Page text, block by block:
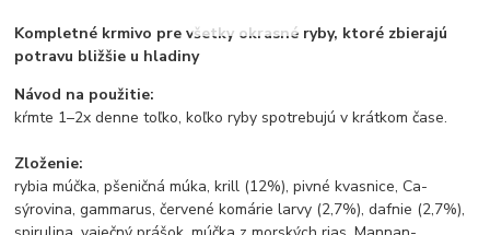
Kompletné krmivo pre všetky okrasné ryby, ktoré zbierajú
potravu bližšie u hladiny
Návod na použitie:
kŕmte 1–2x denne toľko, koľko ryby spotrebujú v krátkom čase.
Zloženie:
rybia múčka, pšeničná múka, krill (12%), pivné kvasnice, Ca-
sýrovina, gammarus, červené komárie larvy (2,7%), dafnie (2,7%),